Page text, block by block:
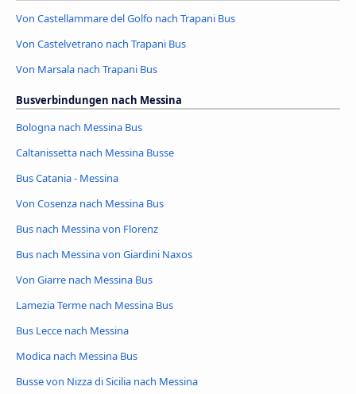
Von Castellammare del Golfo nach Trapani Bus
Von Castelvetrano nach Trapani Bus
Von Marsala nach Trapani Bus
Busverbindungen nach Messina
Bologna nach Messina Bus
Caltanissetta nach Messina Busse
Bus Catania - Messina
Von Cosenza nach Messina Bus
Bus nach Messina von Florenz
Bus nach Messina von Giardini Naxos
Von Giarre nach Messina Bus
Lamezia Terme nach Messina Bus
Bus Lecce nach Messina
Modica nach Messina Bus
Busse von Nizza di Sicilia nach Messina